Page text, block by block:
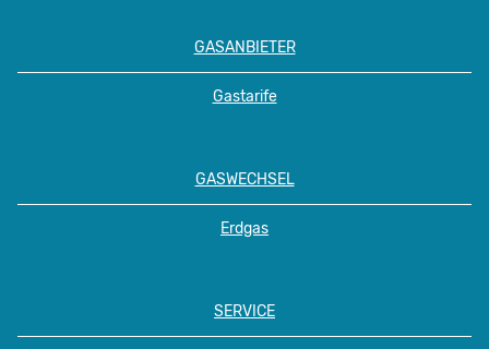
GASANBIETER
Gastarife
GASWECHSEL
Erdgas
SERVICE